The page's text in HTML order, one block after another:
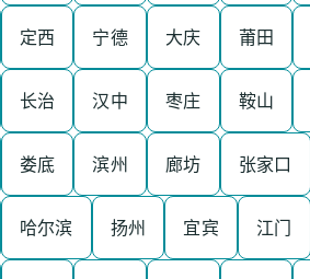
定西 宁德 大庆 莆田
长治 汉中 枣庄 鞍山
娄底 滨州 廊坊 张家口
哈尔滨 扬州 宜宾 江门